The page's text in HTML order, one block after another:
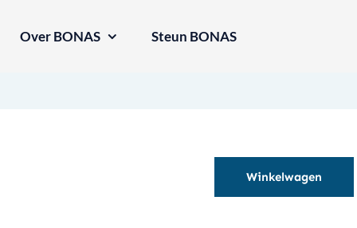
Over BONAS Steun BONAS
Winkelwagen